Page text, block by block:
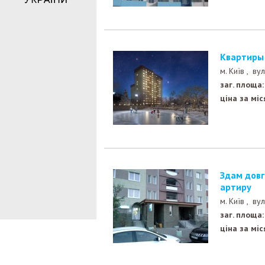
м. Київ ,
заг. площа:
ціна за
Здам довгосроково на Ахматовій,24 однокімнатну кв
артиру
м. Київ ,
заг. площа:
ціна за